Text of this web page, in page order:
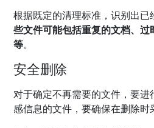
根据既定的清理标准，识别出
些文件可能包括重复的文档、
等。
安全删除
对于确定不再需要的文件，要
感信息的文件，要确保在删除时